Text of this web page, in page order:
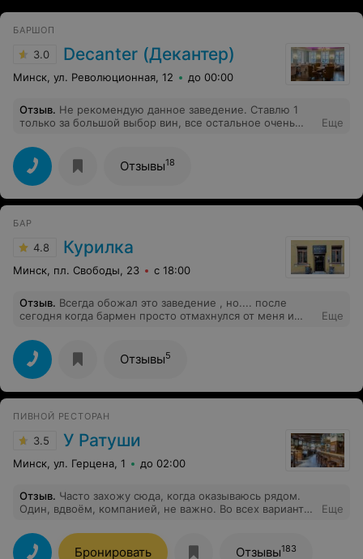
БАРШОП
3.0 Decanter (Декантер)
Минск, ул. Революционная, 12 до 00:00
Отзыв. Не рекомендую данное заведение. Ставлю 1
только за большой выбор вин, все остальное очень
качество.
Еще
Отзывы18
БАР
4.8 Курилка
Минск, пл. Свободы, 23 с 18:00
Отзыв. Всегда обожал это заведение , но.... после
сегодня когда бармен просто отмахнулся от меня и
пришлось уйти.
Еще
Отзывы5
ПИВНОЙ РЕСТОРАН
3.5 У Ратуши
Минск, ул. Герцена, 1 до 02:00
Отзыв. Часто захожу сюда, когда оказываюсь рядом.
Один, вдвоём, компанией, не важно. Во всех вариантах
было поболтать, недорогое пиво, чтобы выпить не
один бокал.Официантка Виктория -самый лучший
Еще
Бронировать Отзывы183